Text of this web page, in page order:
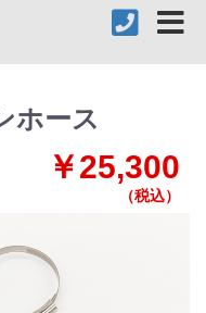
ホース
￥25,300
（税込）